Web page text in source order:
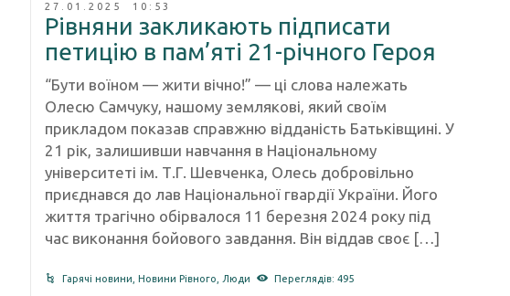
27.01.2025 10:53
Рівняни закликають підписати
петицію в пам’яті 21-річного Героя
“Бути воїном — жити вічно!” — ці слова належать
Олесю Самчуку, нашому землякові, який своїм
прикладом показав справжню відданість Батьківщині. У
21 рік, залишивши навчання в Національному
університеті ім. Т.Г. Шевченка, Олесь добровільно
приєднався до лав Національної гвардії України. Його
життя трагічно обірвалося 11 березня 2024 року під
час виконання бойового завдання. Він віддав своє […]
Гарячі новини Новини Рівного Люди Переглядів: 495